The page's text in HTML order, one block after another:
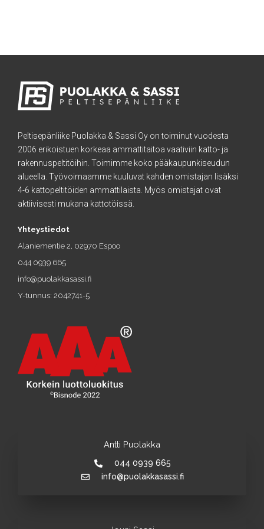
Peltisepänliike Puolakka & Sassi Oy on toiminut vuodesta
2006 erikoistuen korkeaa ammattitaitoa vaativiin katto- ja
rakennuspeltitöihin. Toimimme koko pääkaupunkiseudun
alueella. Työvoimaamme kuuluvat kahden omistajan lisäksi
4-6 kattopeltitöiden ammattilaista. Myös omistajat ovat
aktiivisesti mukana kattotöissä.
Yhteystiedot
Alaniementie 2, 02970 Espoo
044 0939 665
info@puolakkasassi.fi
Y-tunnus: 2042741-5
Antti Puolakka
044 0939 665
info@puolakkasassi.fi